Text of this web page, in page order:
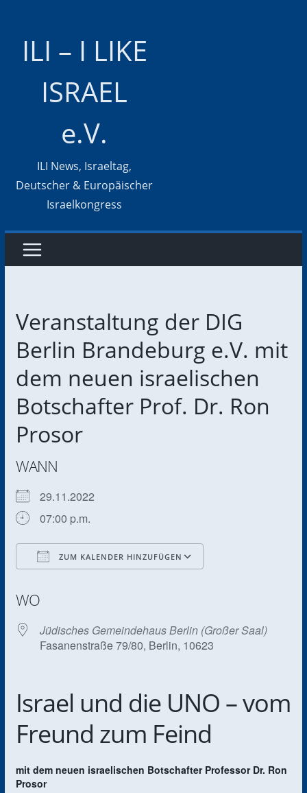
ILI – I LIKE
ISRAEL
e.V.
ILI News, Israeltag,
Deutscher & Europäischer
Israelkongress
Veranstaltung der DIG
Berlin Brandeburg e.V. mit
dem neuen israelischen
Botschafter Prof. Dr. Ron
Prosor
WANN
29.11.2022
07:00 p.m.
ZUM KALENDER HINZUFÜGEN
WO
Jüdisches Gemeindehaus Berlin (Großer Saal)
Fasanenstraße 79/80, Berlin, 10623
Israel und die UNO – vom
Freund zum Feind
mit dem neuen israelischen Botschafter Professor Dr. Ron
Prosor